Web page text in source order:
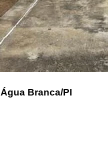
Branca/PI